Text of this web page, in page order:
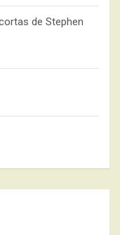
de Stephen